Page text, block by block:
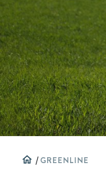
home /GREENLINE